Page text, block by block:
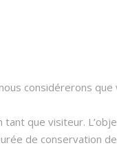
considérerons que
que visiteur.
de conservation